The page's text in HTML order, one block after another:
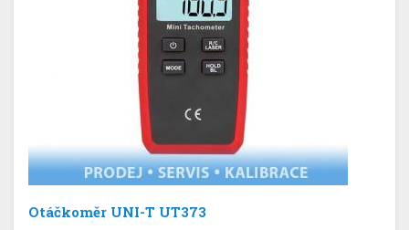
Otáčkoměr UNI-T UT373